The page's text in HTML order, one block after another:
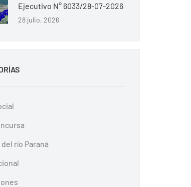
Ejecutivo N° 6033/28-07-2026
28 julio, 2026
río Paraná